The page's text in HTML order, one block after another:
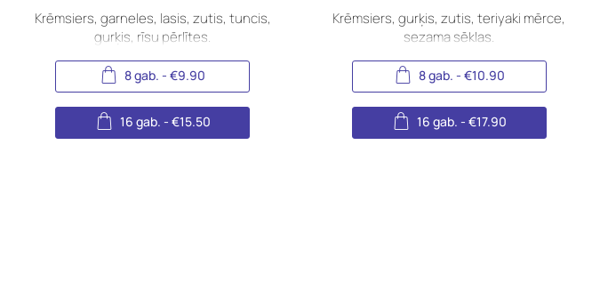
Krēmsiers, garneles, lasis, zutis, tuncis,
gurķis, rīsu pērlītes.
8 gab. - €9.90
16 gab. - €15.50
Krēmsiers, gurķis, zutis, teriyaki mērce,
sezama sēklas.
8 gab. - €10.90
16 gab. - €17.90